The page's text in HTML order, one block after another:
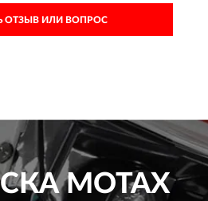
ОТЗЫВ ИЛИ ВОПРОС
MOTAX